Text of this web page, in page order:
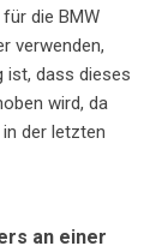
für die BMW
verwenden,
ist, dass dieses
wird, da
der letzten
an einer